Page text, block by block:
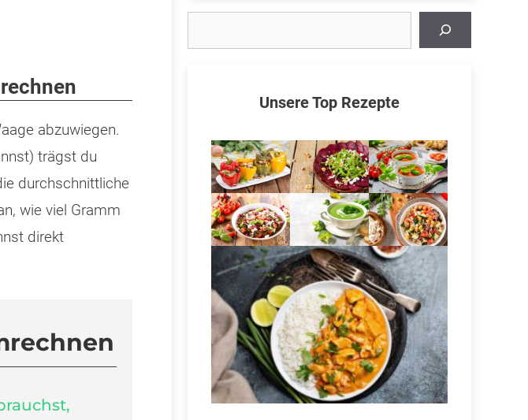
abzuwiegen.
trägst du
durchschnittliche
wie viel Gramm
direkt
Unsere Top Rezepte